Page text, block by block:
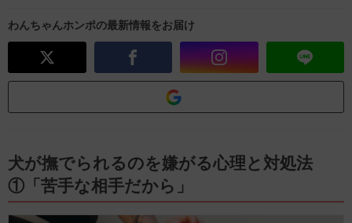
わんちゃんホンポの最新情報をお届け
犬が撫でられるのを嫌がる心理と対処法
①「苦手な相手だから」